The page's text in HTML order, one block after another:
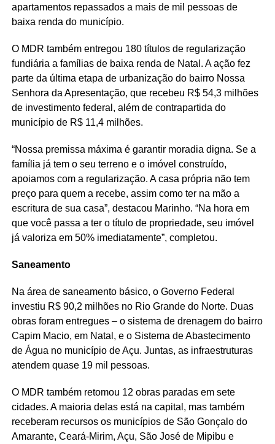
apartamentos repassados a mais de mil pessoas de
baixa renda do município.
O MDR também entregou 180 títulos de regularização
fundiária a famílias de baixa renda de Natal. A ação fez
parte da última etapa de urbanização do bairro Nossa
Senhora da Apresentação, que recebeu R$ 54,3 milhões
de investimento federal, além de contrapartida do
município de R$ 11,4 milhões.
“Nossa premissa máxima é garantir moradia digna. Se a
família já tem o seu terreno e o imóvel construído,
apoiamos com a regularização. A casa própria não tem
preço para quem a recebe, assim como ter na mão a
escritura de sua casa”, destacou Marinho. “Na hora em
que você passa a ter o título de propriedade, seu imóvel
já valoriza em 50% imediatamente”, completou.
Saneamento
Na área de saneamento básico, o Governo Federal
investiu R$ 90,2 milhões no Rio Grande do Norte. Duas
obras foram entregues – o sistema de drenagem do bairro
Capim Macio, em Natal, e o Sistema de Abastecimento
de Água no município de Açu. Juntas, as infraestruturas
atendem quase 19 mil pessoas.
O MDR também retomou 12 obras paradas em sete
cidades. A maioria delas está na capital, mas também
receberam recursos os municípios de São Gonçalo do
Amarante, Ceará-Mirim, Açu, São José de Mipibu e